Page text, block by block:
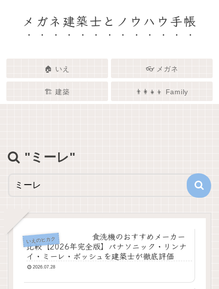
メガネ建築士とノウハウ手帳
🏠 いえ 👓 メガネ
🏗️ 建築 👨‍👩‍👧‍👦 Family
🏠✨ 建築士と考える「いい家」
👓✨ メガネの奥にある「わたし
🏗️✨ 建築 × エンタメで、暮らし
👨‍👩‍👧🌿 Family – 暮らしを育て
"ミーレ"
いえのヒカク
食洗機のおすすめメーカー
比較【2026年完全版】パナソニック・リンナ
イ・ミーレ・ボッシュを建築士が徹底評価
2026.07.28